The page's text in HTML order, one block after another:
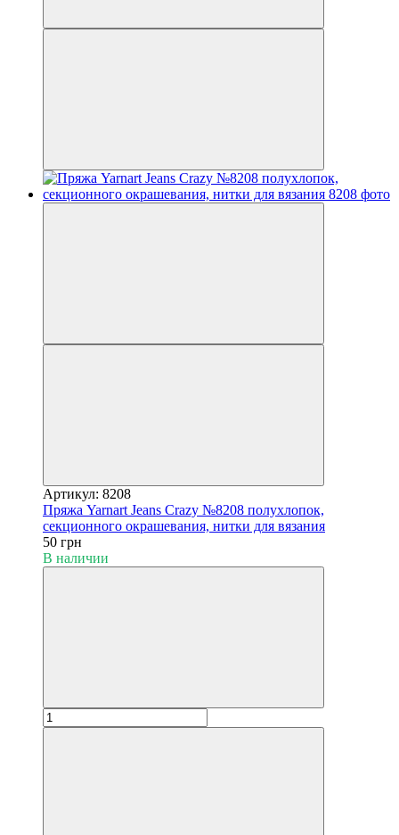
Артикул: 8208
Пряжа Yarnart Jeans Crazy №8208 полухлопок,
секционного окрашевания, нитки для вязания
50 грн
В наличии